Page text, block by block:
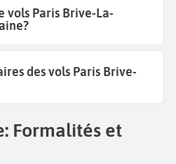
vols Paris Brive-La-
des vols Paris Brive-
Formalités et